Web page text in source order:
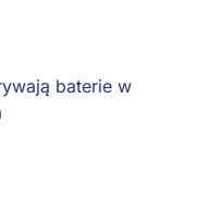
baterie w